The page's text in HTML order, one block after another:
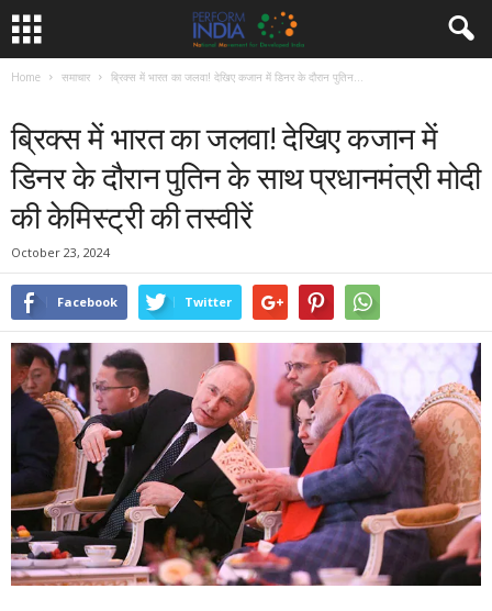
Home समाचार ब्रिक्स में भारत का जलवा! देखिए कजान में डिनर के दौरान पुतिन...
ब्रिक्स में भारत का जलवा! देखिए कजान में
डिनर के दौरान पुतिन के साथ प्रधानमंत्री मोदी
की केमिस्ट्री की तस्वीरें
October 23, 2024
Facebook Twitter